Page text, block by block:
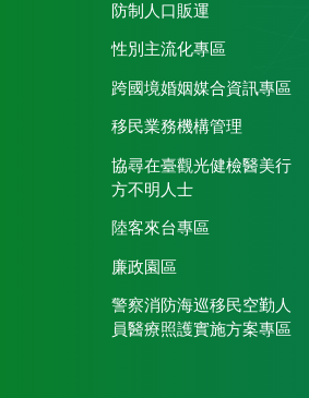
防制人口販運
性別主流化專區
跨國境婚姻媒合資訊專區
移民業務機構管理
協尋在臺觀光健檢醫美行
方不明人士
陸客來台專區
廉政園區
警察消防海巡移民空勤人
員醫療照護實施方案專區